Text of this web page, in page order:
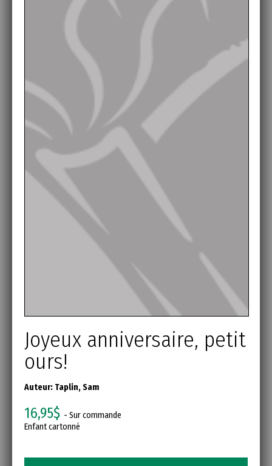
Joyeux anniversaire, petit
ours!
Auteur: Taplin, Sam
16,95$ - Sur commande
Enfant cartonné